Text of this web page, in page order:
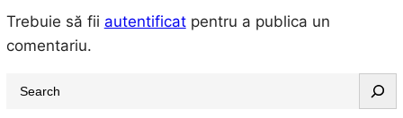
Trebuie să fii autentificatpentru a publica un
comentariu.